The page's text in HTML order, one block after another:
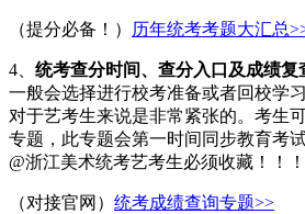
（提分必备！） 历年统考考题大汇总
4、 统考查分时间、查分入口及成绩复
一般会选择进行校考准备或者回校学
对于艺考生来说是非常紧张的。考生
专题，此专题会第一时间同步教育考
@浙江美术统考艺考生必须收藏！！！
（对接官网） 统考成绩查询专题>>